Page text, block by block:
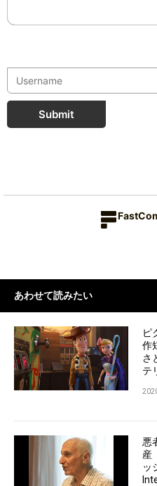
Submit
あわせて読みたい
ピ
作
さ
テ
悪
産
ッ